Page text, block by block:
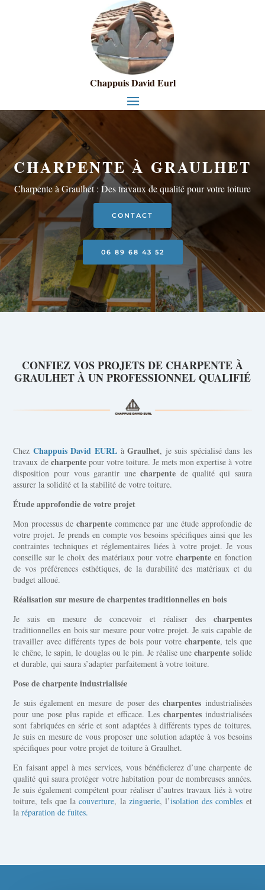
Chappuis David Eurl
CHARPENTE À GRAULHET
Charpente à Graulhet : Des travaux de qualité pour votre toiture
CONTACT
06 89 68 43 52
CONFIEZ VOS PROJETS DE CHARPENTE À
GRAULHET À UN PROFESSIONNEL QUALIFIÉ
Chez Chappuis David EURLàGraulhet, je suis spécialisé dans les
travaux de charpentepour votre toiture. Je mets mon expertise à votre
disposition pour vous garantir unecharpente de qualité qui saura
assurer la solidité et la stabilité de votre toiture.
Étude approfondie de votre projet
Mon processus de charpentecommence par une étude approfondie de
votre projet. Je prends en compte vos besoins spécifiques ainsi que les
contraintes techniques et réglementaires liées à votre projet. Je vous
conseille sur le choix des matériaux pour votre charpenteen fonction
de vos préférences esthétiques, de la durabilité des matériaux et du
budget alloué.
Réalisation sur mesure de charpentes traditionnelles en bois
Je suis en mesure de concevoir et réaliser des charpentes
traditionnelles en bois sur mesure pour votre projet. Je suis capable de
travailler avec différents types de bois pour votrecharpente, tels que
le chêne, le sapin, le douglas ou le pin. Je réalise unecharpente solide
et durable, qui saura s’adapter parfaitement à votre toiture.
Pose de charpente industrialisée
Je suis également en mesure de poser descharpentes industrialisées
pour une pose plus rapide et efficace. Les charpentesindustrialisées
sont fabriquées en série et sont adaptées à différents types de toitures.
Je suis en mesure de vous proposer une solution adaptée à vos besoins
spécifiques pour votre projet de toiture à Graulhet.
En faisant appel à mes services, vous bénéficierez d’une charpente de
qualité qui saura protéger votre habitation pour de nombreuses années.
Je suis également compétent pour réaliser d’autres travaux liés à votre
toiture, tels que lacouverture, la zinguerie, l’isolation des combles et
la réparation de fuites.